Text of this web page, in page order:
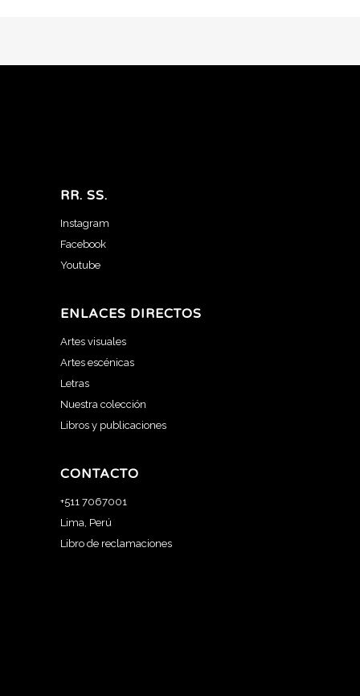
RR. SS.
Instagram
Facebook
Youtube
ENLACES DIRECTOS
Artes visuales
Artes escénicas
Letras
Nuestra colección
Libros y publicaciones
CONTACTO
+511 7067001
Lima, Perú
Libro de reclamaciones